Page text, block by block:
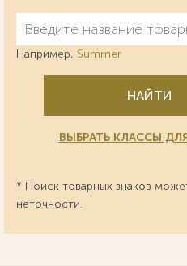
Например, Summer
НАЙТИ
ВЫБРАТЬ КЛАССЫ
* Поиск товарных знаков
неточности.